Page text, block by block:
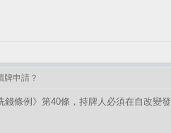
牌申請？
條例》第40條，持牌人必須在自改變